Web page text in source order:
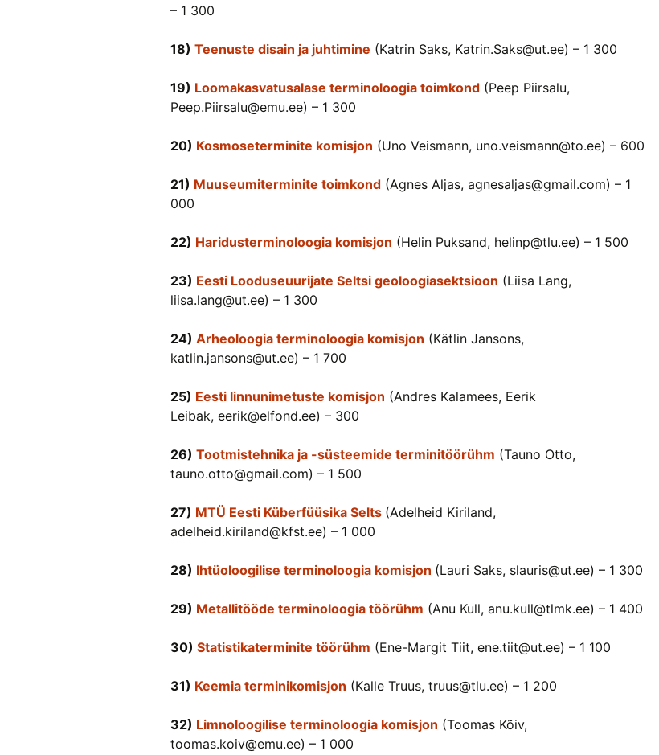
– 1 300
18) Teenuste disain ja juhtimine (Katrin Saks, Katrin.Saks@ut.ee) – 1 300
19) Loomakasvatusalase terminoloogia toimkond (Peep Piirsalu,
Peep.Piirsalu@emu.ee) – 1 300
20) Kosmoseterminite komisjon (Uno Veismann, uno.veismann@to.ee) – 600
21) Muuseumiterminite toimkond (Agnes Aljas, agnesaljas@gmail.com) – 1
000
22) Haridusterminoloogia komisjon (Helin Puksand, helinp@tlu.ee) – 1 500
23) Eesti Looduseuurijate Seltsi geoloogiasektsioon (Liisa Lang,
liisa.lang@ut.ee) – 1 300
24) Arheoloogia terminoloogia komisjon (Kätlin Jansons,
katlin.jansons@ut.ee) – 1 700
25) Eesti linnunimetuste komisjon (Andres Kalamees, Eerik
Leibak, eerik@elfond.ee) – 300
26) Tootmistehnika ja -süsteemide terminitöörühm (Tauno Otto,
tauno.otto@gmail.com) – 1 500
27) MTÜ Eesti Küberfüüsika Selts (Adelheid Kiriland,
adelheid.kiriland@kfst.ee) – 1 000
28) Ihtüoloogilise terminoloogia komisjon (Lauri Saks, slauris@ut.ee) – 1 300
29) Metallitööde terminoloogia töörühm (Anu Kull, anu.kull@tlmk.ee) – 1 400
30) Statistikaterminite töörühm (Ene-Margit Tiit, ene.tiit@ut.ee) – 1 100
31) Keemia terminikomisjon (Kalle Truus, truus@tlu.ee) – 1 200
32) Limnoloogilise terminoloogia komisjon (Toomas Kõiv,
toomas.koiv@emu.ee) – 1 000